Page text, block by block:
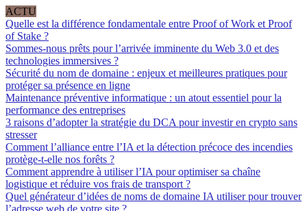
ACTU
Quelle est la différence fondamentale entre Proof of Work et Proof
of Stake ?
Sommes-nous prêts pour l’arrivée imminente du Web 3.0 et des
technologies immersives ?
Sécurité du nom de domaine : enjeux et meilleures pratiques pour
protéger sa présence en ligne
Maintenance préventive informatique : un atout essentiel pour la
performance des entreprises
3 raisons d’adopter la stratégie du DCA pour investir en crypto sans
stresser
Comment l’alliance entre l’IA et la détection précoce des incendies
protège-t-elle nos forêts ?
Comment apprendre à utiliser l’IA pour optimiser sa chaîne
logistique et réduire vos frais de transport ?
Quel générateur d’idées de noms de domaine IA utiliser pour trouver
l’adresse web de votre site ?